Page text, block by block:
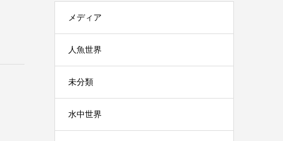
メディア
人魚世界
未分類
水中世界